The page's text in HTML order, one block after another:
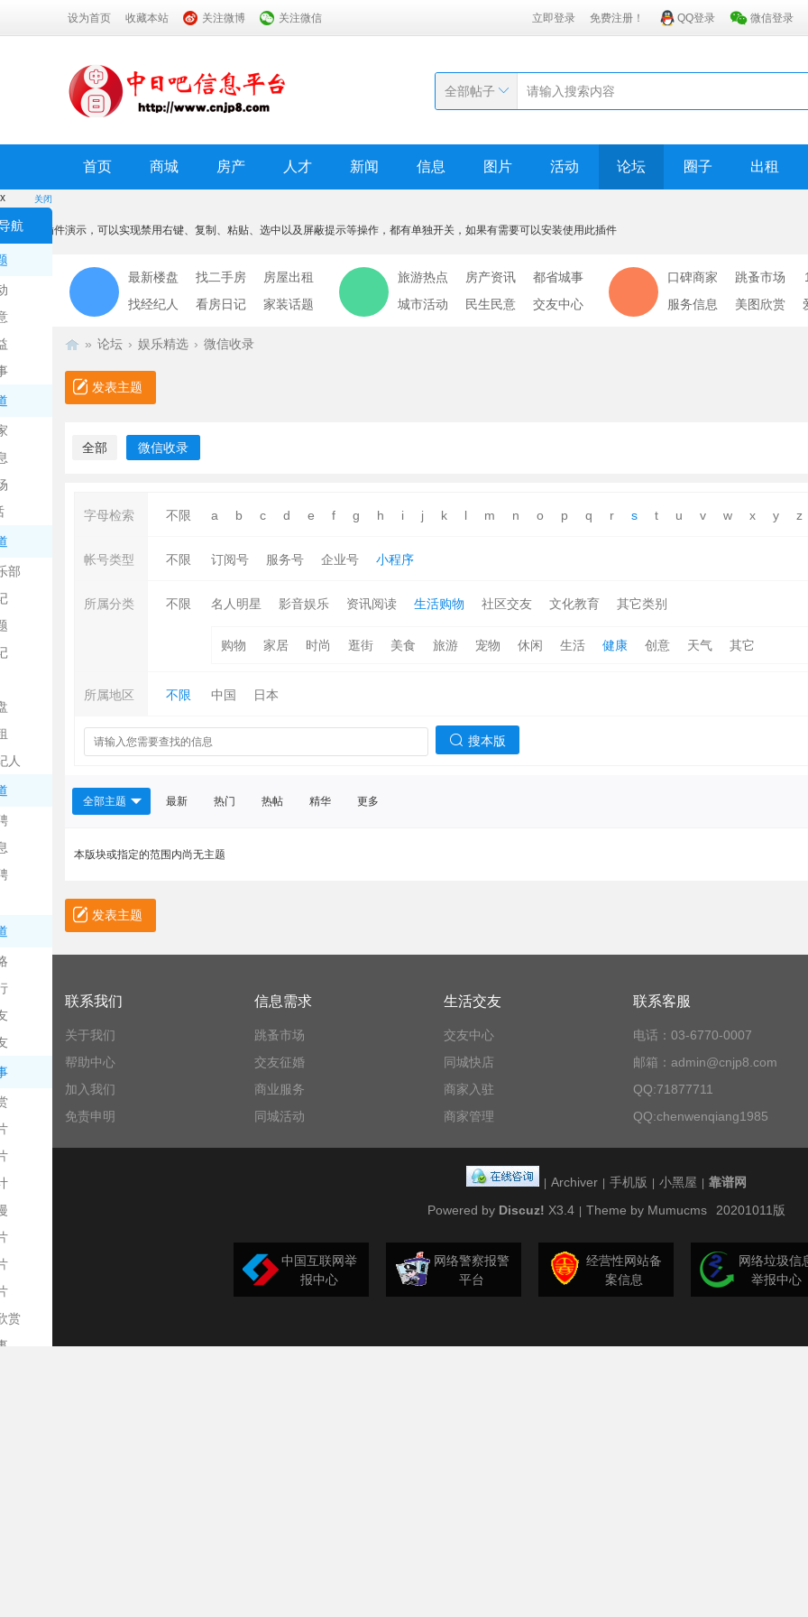
设为首页 收藏本站 关注微博 关注微信 立即登录 免费注册！ QQ登录 微信登录
全部帖子
首页 商城 房产 人才 新闻 信息 图片 活动 论坛 圈子 出租
关闭
航
部
人
赏
x
本功能为插件演示，可以实现禁用右键、复制、粘贴、选中以及屏蔽提示等操作，都有单独开关，如果有需要可以安装使用此插件
我知道了
最新楼盘 找二手房
房屋出租
找经纪人
看房日记 家装话题
旅游热点 房产资讯
都省城事
城市活动
民生民意 交友中心
口碑商家 跳蚤市场
服务信息
美图欣赏
» 论坛 › 娱乐精选 › 微信收录
发表主题
全部 微信收录
字母检索 不限 a b c d e f g h i j k l m n o p q r s t u v w x y z
帐号类型 不限 订阅号 服务号 企业号 小程序
所属分类 不限 名人明星 影音娱乐 资讯阅读 生活购物 社区交友 文化教育 其它类别
购物 家居 时尚 逛街 美食 旅游 宠物 休闲 生活 健康 创意 天气 其它
所属地区 不限 中国 日本
搜本版
全部主题 最新 热门 热帖 精华 更多
本版块或指定的范围内尚无主题
发表主题
联系我们
关于我们
帮助中心
加入我们
免责申明
信息需求
跳蚤市场
交友征婚
商业服务
同城活动
生活交友
交友中心
同城快店
商家入驻
商家管理
联系客服
电话：03-6770-0007
邮箱：admin@cnjp8.com
QQ:71877711
QQ:chenwenqiang1985
Archiver 手机版 小黑屋
靠谱网
Powered by Discuz! X3.4 Theme by Mumucms 20201011版
中国互联网举
报中心
网络警察报警
平台
经营性网站备
案信息
网络垃圾信
举报中心